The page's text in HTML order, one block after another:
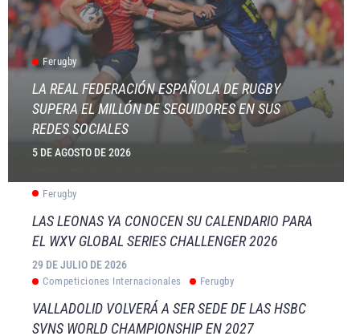
Ferugby
LA REAL FEDERACIÓN ESPAÑOLA DE RUGBY
SUPERA EL MILLÓN DE SEGUIDORES EN SUS
REDES SOCIALES
5 DE AGOSTO DE 2026
Ferugby
LAS LEONAS YA CONOCEN SU CALENDARIO PARA
EL WXV GLOBAL SERIES CHALLENGER 2026
29 DE JULIO DE 2026
Competiciones Internacionales Ferugby
VALLADOLID VOLVERÁ A SER SEDE DE LAS HSBC
SVNS WORLD CHAMPIONSHIP EN 2027